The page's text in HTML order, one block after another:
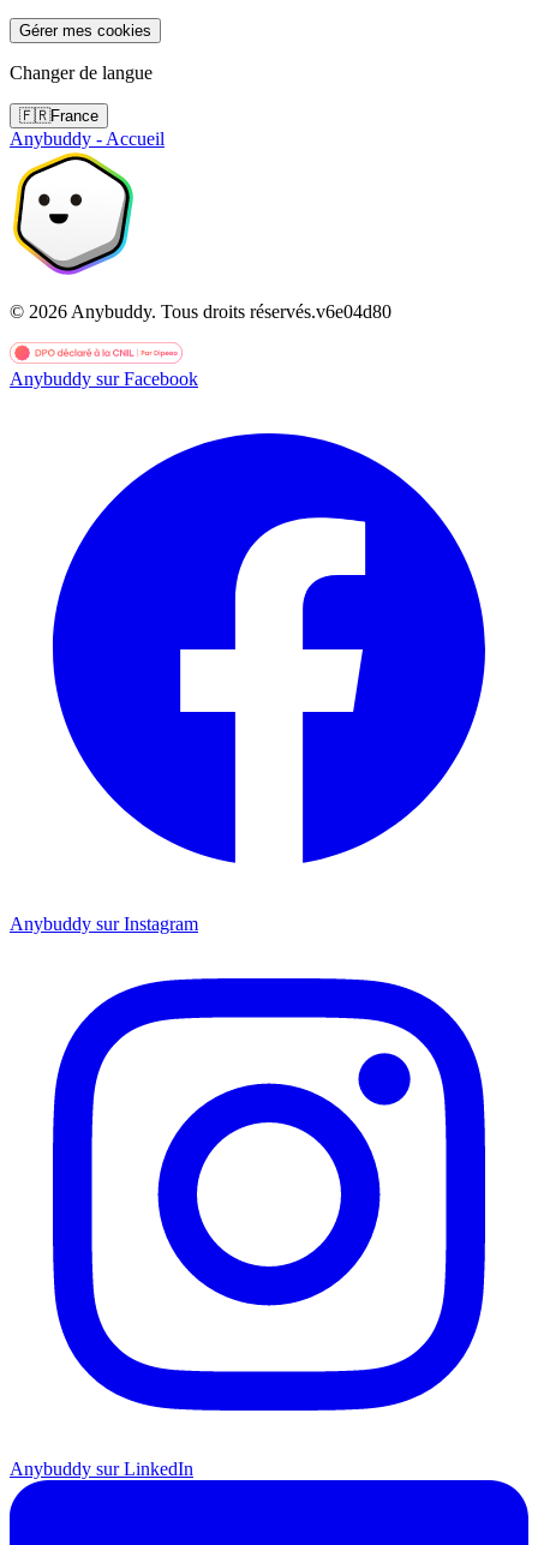
Gérer mes cookies
Changer de langue
🇫🇷France
Anybuddy - Accueil
© 2026 Anybuddy. Tous droits réservés.v6e04d80
Anybuddy sur Facebook
Anybuddy sur Instagram
Anybuddy sur LinkedIn